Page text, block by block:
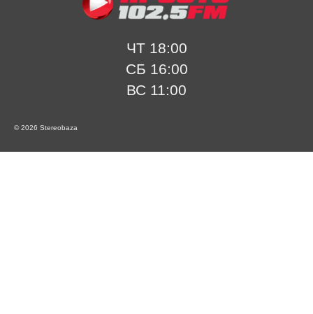
ЧТ 18:00
СБ 16:00
ВС 11:00
© 2026 Stereobaza